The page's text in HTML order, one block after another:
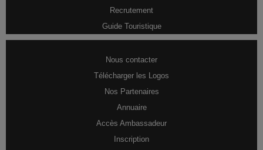
Recrutement
Guide Touristique
Nous contacter
Télécharger les Logos
Nos Partenaires
Annuaire
Accès Ambassadeur
Inscription